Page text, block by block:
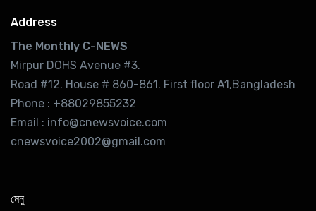
Address
The Monthly C-NEWS
Mirpur DOHS Avenue #3.
Road #12. House # 860-861. First floor A1,Bangladesh
Phone : +88029855232
Email : info@cnewsvoice.com
cnewsvoice2002@gmail.com
মেনু